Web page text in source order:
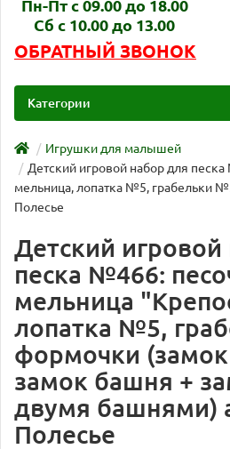
Пн-Пт с 09.00 до 18.00
Сб с 10.00 до 13.00
ОБРАТНЫЙ ЗВОНОК
Категории
Игрушки для малышей
Детский игровой набор для
мельница, лопатка №5, грабельки
Полесье
Детский
песка №466:
мельница
лопатка №5,
формочки (замок
замок башня +
двумя башнями)
Полесье